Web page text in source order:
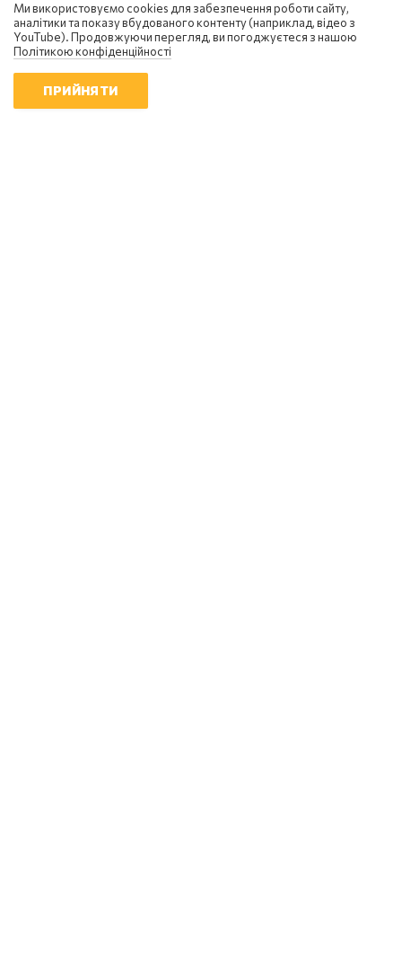
Ми використовуємо cookies для забезпечення роботи сайту,
аналітики та показу вбудованого контенту (наприклад, відео з
YouTube). Продовжуючи перегляд, ви погоджуєтеся з нашою
Політикою конфіденційності
ПРИЙНЯТИ